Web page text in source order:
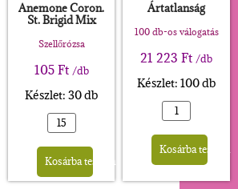
Anemone Coron.
St. Brigid Mix
Szellőrózsa
105Ft /db
Készlet: 30 db
Kosárba teszem
Alternative:
Ártatlanság
100 db-os válogatás
21 223Ft /db
Készlet: 100 db
Kosárba teszem